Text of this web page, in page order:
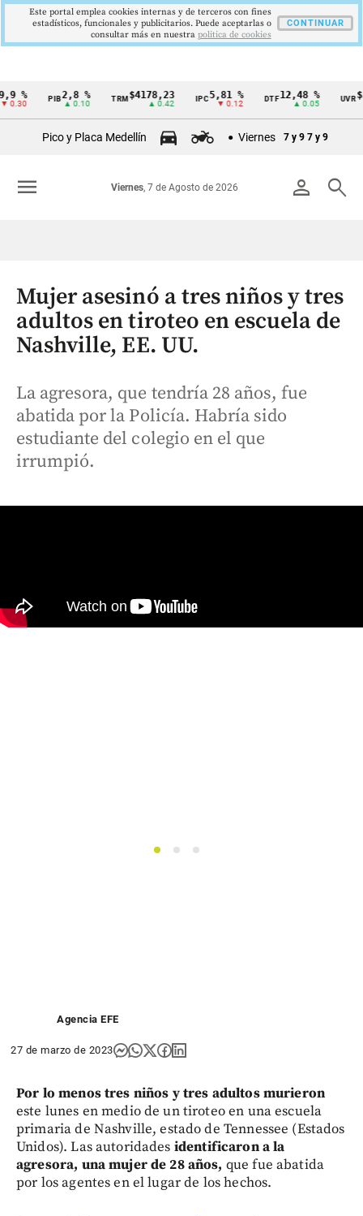
Cintillo
Colombia
PIB 2,8 %
▲ 0.10
TRM $4178,23
▲ 0.42
IPC 5,81 %
▼ 0.12
DTF 12,48 %
▲ 0.05
UVR
▲
Pico y Placa Medellín Viernes 7 y 9 7 y 9
person search
Viernes, 7 de Agosto de 2026
menu
Mujer asesinó a tres niños y tres
adultos en tiroteo en escuela de
Nashville, EE. UU.
La agresora, que tendría 28 años, fue
abatida por la Policía. Habría sido
estudiante del colegio en el que
irrumpió.
1 2 3
Agencia EFE
27 de marzo de 2023
Por lo menos tres niños y tres adultos murieron
este lunes en medio de un tiroteo en una escuela
primaria de Nashville, estado de Tennessee (Estados
Unidos). Las autoridades identificaron a la
agresora, una mujer de 28 años, que fue abatida
por los agentes en el lugar de los hechos.
Este portal emplea cookies internas y de terceros con fines
estadísticos, funcionales y publicitarios. Puede aceptarlas o
consultar más en nuestra politica de cookies
CONTINUAR